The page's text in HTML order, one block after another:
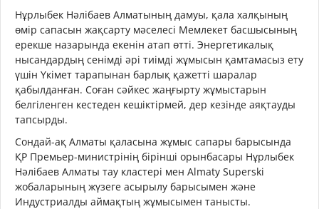
Нұрлыбек Нәлібаев Алматының дамуы, қала халқының
өмір сапасын жақсарту мәселесі Мемлекет басшысының
ерекше назарында екенін атап өтті. Энергетикалық
нысандардың сенімді әрі тиімді жұмысын қамтамасыз ету
үшін Үкімет тарапынан барлық қажетті шаралар
қабылданған. Соған сәйкес жаңғырту жұмыстарын
белгіленген кестеден кешіктірмей, дер кезінде аяқтауды
тапсырды.
Сондай-ақ Алматы қаласына жұмыс сапары барысында
ҚР Премьер-министрінің бірінші орынбасары Нұрлыбек
Нәлібаев Алматы тау кластері мен Almaty Superski
жобаларының жүзеге асырылу барысымен және
Индустриалды аймақтың жұмысымен танысты.